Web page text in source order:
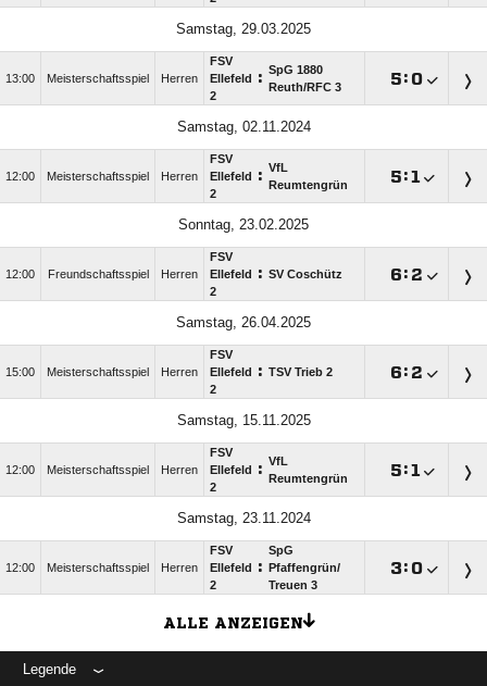
Samstag, 29.03.2025
13:00 Meisterschaftsspiel Herren
FSV
Ellefeld
2
: SpG 1880
Reuth/​RFC 3
: 
Samstag, 02.11.2024
12:00 Meisterschaftsspiel Herren
FSV
Ellefeld
2
: VfL
Reumtengrün
:
Sonntag, 23.02.2025
12:00 Freundschaftsspiel Herren
FSV
Ellefeld
2
: SV Coschütz : 
Samstag, 26.04.2025
15:00 Meisterschaftsspiel Herren
FSV
Ellefeld
2
: TSV Trieb 2 : 
Samstag, 15.11.2025
12:00 Meisterschaftsspiel Herren
FSV
Ellefeld
2
: VfL
Reumtengrün
:
Samstag, 23.11.2024
12:00 Meisterschaftsspiel Herren
FSV
Ellefeld
2
:
SpG
Pfaffengrün/​
Treuen 3
: 
ALLE ANZEIGEN
Legende